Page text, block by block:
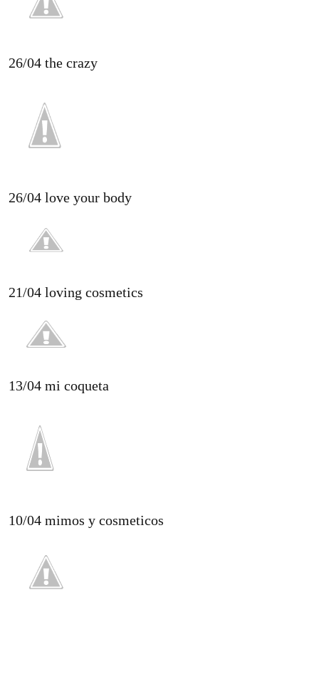
26/04 the crazy
26/04 love your body
21/04 loving cosmetics
13/04 mi coqueta
10/04 mimos y cosmeticos